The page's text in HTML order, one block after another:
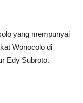
yang mempunyai
Wonocolo di
Edy Subroto.